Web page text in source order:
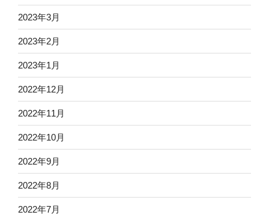
2023年3月
2023年2月
2023年1月
2022年12月
2022年11月
2022年10月
2022年9月
2022年8月
2022年7月